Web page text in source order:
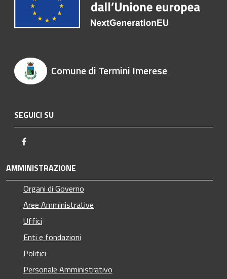
Comune di Termini Imerese
SEGUICI SU
AMMINISTRAZIONE
Organi di Governo
Aree Amministrative
Uffici
Enti e fondazioni
Politici
Personale Amministrativo